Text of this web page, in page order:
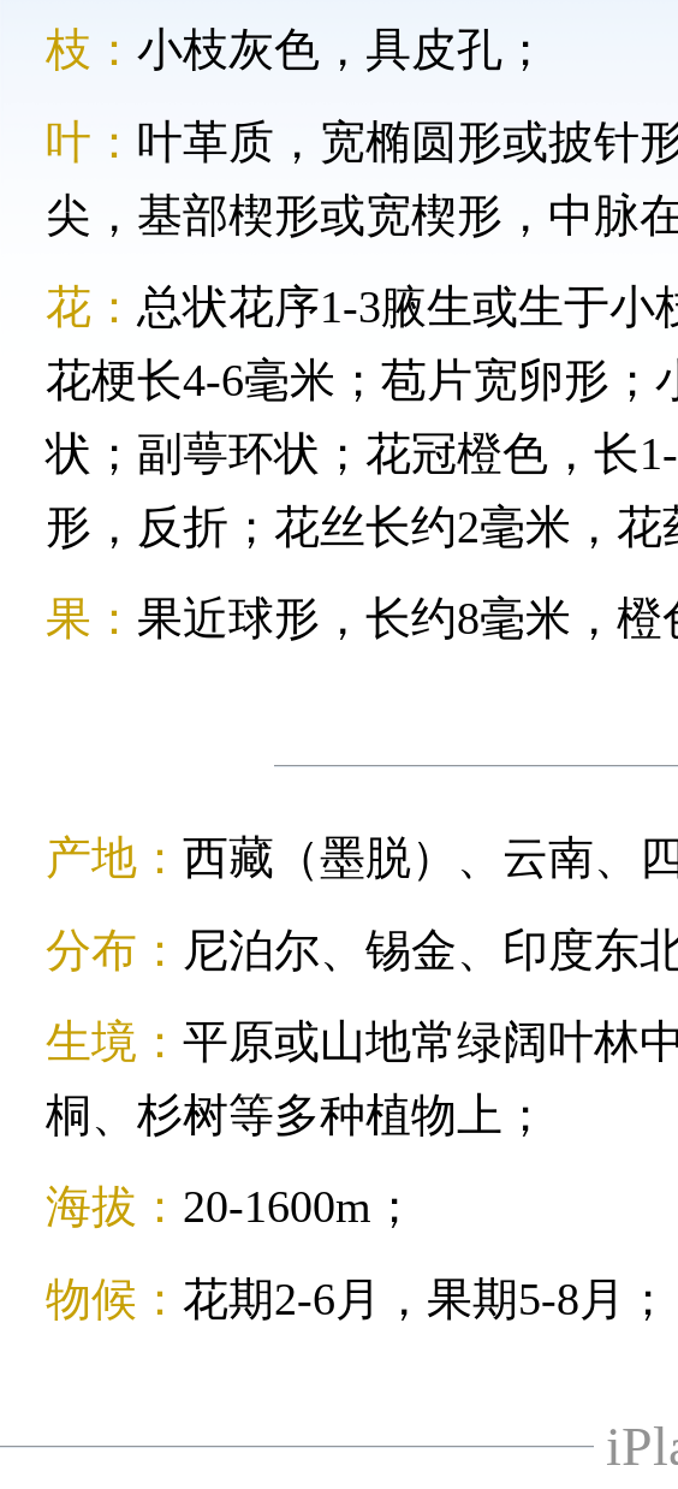
枝：小枝灰色，具皮孔；
叶： 叶革质，宽椭圆形或披针
尖，基部楔形或宽楔形，中脉
花： 总状花序1-3腋生或生于小
花梗长4-6毫米；苞片宽卵形
状；副萼环状；花冠橙色，长
形，反折；花丝长约2毫米，
果： 果近球形，长约8毫米，橙
产地：西藏（墨脱）、云南、
分布： 尼泊尔、锡金、印度东
生境：平原或山地常绿阔叶林
桐、杉树等多种植物上；
海拔： 20-1600m；
物候：花期2-6月，果期5-8月；